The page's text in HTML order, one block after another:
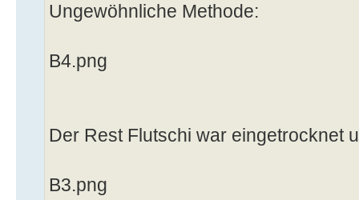
Ungewöhnliche Methode:
B4.png
Der Rest Flutschi war eingetrocknet
B3.png